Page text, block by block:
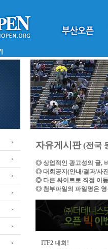
자유게시판(전국
◎ 상업적인 광고성의 글,
◎ 대회공지(안내/결과/사
◎ 다른 싸이트로 직접 이
◎ 첨부파일의 파일명은
ITF2 대회!